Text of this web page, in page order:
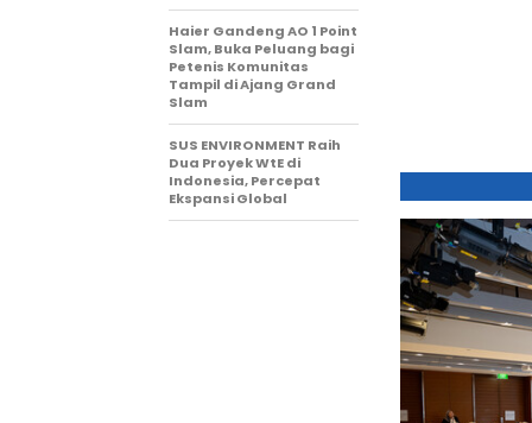
Haier Gandeng AO 1 Point
Slam, Buka Peluang bagi
Petenis Komunitas
Tampil di Ajang Grand
Slam
SUS ENVIRONMENT Raih
Dua Proyek WtE di
Indonesia, Percepat
Ekspansi Global